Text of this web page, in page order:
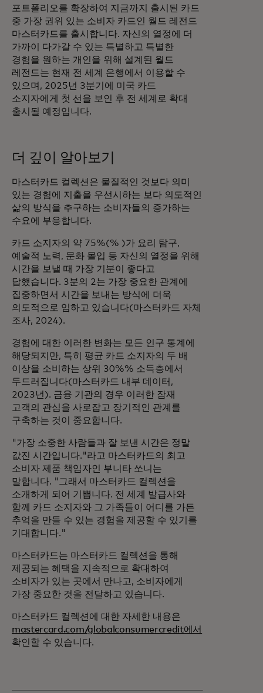
포트폴리오를 확장하여 지금까지 출시된 카드
중 가장 권위 있는 소비자 카드인 월드 레전드
마스터카드를 출시합니다. 자신의 열정에 더
가까이 다가갈 수 있는 특별하고 특별한
경험을 원하는 개인을 위해 설계된 월드
레전드는 현재 전 세계 은행에서 이용할 수
있으며, 2025년 3분기에 미국 카드
소지자에게 첫 선을 보인 후 전 세계로 확대
출시될 예정입니다.
더 깊이 알아보기
마스터카드 컬렉션은 물질적인 것보다 의미
있는 경험에 지출을 우선시하는 보다 의도적인
삶의 방식을 추구하는 소비자들의 증가하는
수요에 부응합니다.
카드 소지자의 약 75%(% )가 요리 탐구,
예술적 노력, 문화 몰입 등 자신의 열정을 위해
시간을 보낼 때 가장 기분이 좋다고
답했습니다. 3분의 2는 가장 중요한 관계에
집중하면서 시간을 보내는 방식에 더욱
의도적으로 임하고 있습니다(마스터카드 자체
조사, 2024).
경험에 대한 이러한 변화는 모든 인구 통계에
해당되지만, 특히 평균 카드 소지자의 두 배
이상을 소비하는 상위 30%% 소득층에서
두드러집니다(마스터카드 내부 데이터,
2023년). 금융 기관의 경우 이러한 잠재
고객의 관심을 사로잡고 장기적인 관계를
구축하는 것이 중요합니다.
"가장 소중한 사람들과 잘 보낸 시간은 정말
값진 시간입니다."라고 마스터카드의 최고
소비자 제품 책임자인 부니타 쏘니는
말합니다. "그래서 마스터카드 컬렉션을
소개하게 되어 기쁩니다. 전 세계 발급사와
함께 카드 소지자와 그 가족들이 어디를 가든
추억을 만들 수 있는 경험을 제공할 수 있기를
기대합니다."
마스터카드는 마스터카드 컬렉션을 통해
제공되는 혜택을 지속적으로 확대하여
소비자가 있는 곳에서 만나고, 소비자에게
가장 중요한 것을 전달하고 있습니다.
마스터카드 컬렉션에 대한 자세한 내용은
mastercard.com/globalconsumercredit에서
확인할 수 있습니다.